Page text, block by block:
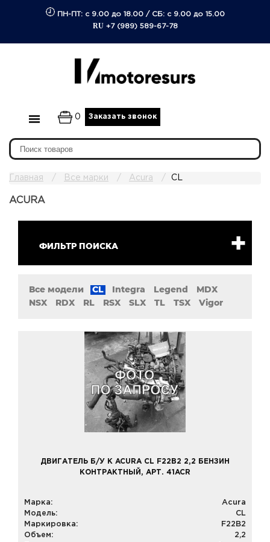
ПН-ПТ: с 9.00 до 18.00/ СБ: с 9.00 до 15.00
RU +7 (989) 589-67-78
0 Заказать звонок
Главная Все марки Acura CL
ACURA
ФИЛЬТР ПОИСКА
Все модели CL Integra Legend
MDX
NSX
RDX RL RSX SLX TL TSX Vigor
ДВИГАТЕЛЬ Б/У К ACURA CL F22B2 2,2 БЕНЗИН
КОНТРАКТНЫЙ, АРТ. 41ACR
Марка:
Acura
Модель:
CL
Маркировка:
F22B2
Объем:
2,2